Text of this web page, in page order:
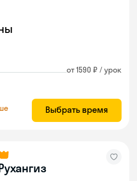
от 1590 ₽ / урок
Выбрать время